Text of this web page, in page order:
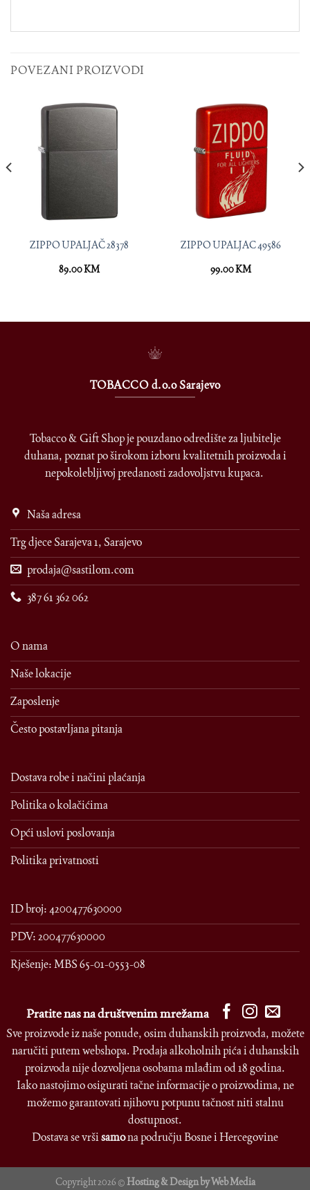
POVEZANI PROIZVODI
ZIPPO UPALJAČ 28378
89.00KM
ZIPPO UPALJAC 49586
99.00KM
TOBACCO d.o.o Sarajevo
Tobacco & Gift Shop je pouzdano odredište za ljubitelje
duhana, poznat po širokom izboru kvalitetnih proizvoda i
nepokolebljivoj predanosti zadovoljstvu kupaca.
Naša adresa
Trg djece Sarajeva 1, Sarajevo
prodaja@sastilom.com
387 61 362 062
O nama
Naše lokacije
Zaposlenje
Često postavljana pitanja
Dostava robe i načini plaćanja
Politika o kolačićima
Opći uslovi poslovanja
Politika privatnosti
ID broj: 4200477630000
PDV: 200477630000
Rješenje: MBS 65-01-0553-08
Pratite nas na društvenim mrežama
Sve proizvode iz naše ponude, osim duhanskih proizvoda, možete
naručiti putem webshopa. Prodaja alkoholnih pića i duhanskih
proizvoda nije dozvoljena osobama mlađim od 18 godina.
Iako nastojimo osigurati tačne informacije o proizvodima, ne
možemo garantovati njihovu potpunu tačnost niti stalnu
dostupnost.
Dostava se vršisamona području Bosne i Hercegovine
Copyright 2026 ©Hosting & Design by Web Media